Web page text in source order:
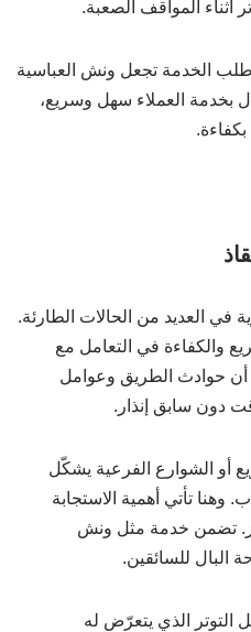
أثناء المواقف الصعبة.
الخدمة تجعل ونش العباسية
بخدمة العملاء سهل وسريع،
في العديد من الحالات الطارئة.
والكفاءة في التعامل مع
أن حوادث الطريق وعوامل
دون سابق إنذار.
أو الشوارع الفرعية يشكّل
تأتي أهمية الاستجابة
تضمن خدمة مثل ونش
البال للسائقين.
التوتر الذي يتعرّض له